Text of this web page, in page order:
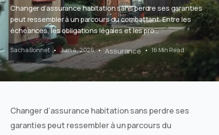
Changer d’assurance habitation sans perdre ses garanties
peut ressembler à un parcours du combattant. Entre les
échéances, les obligations légales et les pro...
Sacha Bonnet Juin 4, 2026 Assurance 16 Min Read
Changer d’assurance habitation sans perdre ses
garanties peut ressembler à un parcours du